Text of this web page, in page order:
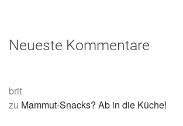
Neueste Kommentare
brit
zu Mammut-Snacks? Ab in die Küche!